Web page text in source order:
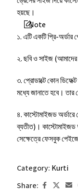
হয়ছে।
Note
১. এটি একটি প্রি-অর্ডার
২. ছবি ও সাইজ (আমাদের
৩. প্রোডাক্টে কোন
মধ্যে জানাতে হবে।
৪. কাস্টোমাইজড অর্ডারে
ব্যতীত)। কাস্টোমাইজড
সেক্ষেত্রে ফেসবুক
হবে।
Category: Kurti
Share: